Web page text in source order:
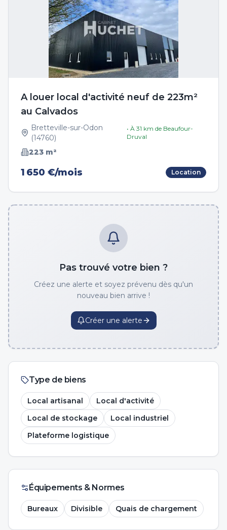
A louer local d'activité neuf de 223m²
au Calvados
Bretteville-sur-Odon
(14760)
• À 31 km de Beaufour-
Druval
223 m²
1 650 €/mois Location
Pas trouvé votre bien ?
Créez une alerte et soyez prévenu dès qu'un
nouveau bien arrive !
Créer une alerte
Type de biens
Local artisanal
Local d'activité
Local de stockage
Local industriel
Plateforme logistique
Équipements & Normes
Bureaux Divisible Quais de chargement